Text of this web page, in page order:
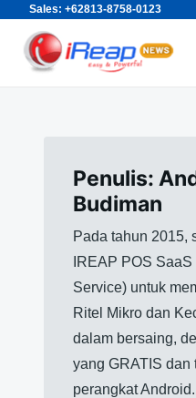
Sales: +62813-8758-0123
Skip
content
Search
for:
Penulis:
Budiman
Pada tahun 2015,
IREAP POS
Service) untuk
Ritel Mikro dan
dalam bersaing,
yang GRATIS dan
perangkat